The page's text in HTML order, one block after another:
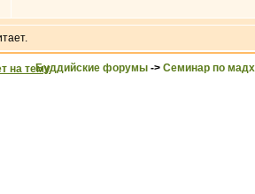
Буддийские форумы -> Семинар по